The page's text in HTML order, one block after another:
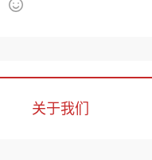
关于我们